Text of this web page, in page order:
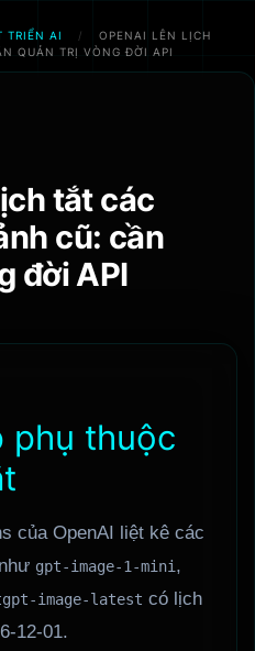
TRIỂN AI /
OPENAI LÊN LỊCH
QUẢN TRỊ VÒNG ĐỜI API
tắt các
cũ: cần
đời API
phụ thuộc
của OpenAI liệt kê các
gpt-image-1-mini,
image-latest có lịch
12-01.